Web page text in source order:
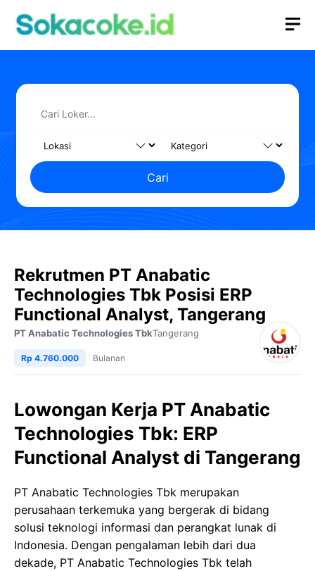
Cari
Rekrutmen PT Anabatic
Technologies Tbk Posisi ERP
Functional Analyst, Tangerang
PT Anabatic Technologies TbkTangerang
Rp 4.760.000 Bulanan
Lowongan Kerja PT Anabatic
Technologies Tbk: ERP
Functional Analyst di Tangerang
PT Anabatic Technologies Tbk merupakan
perusahaan terkemuka yang bergerak di bidang
solusi teknologi informasi dan perangkat lunak di
Indonesia. Dengan pengalaman lebih dari dua
dekade, PT Anabatic Technologies Tbk telah